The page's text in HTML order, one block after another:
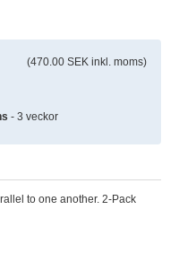
(470.00 SEK inkl. moms)
- 3 veckor
to one another. 2-Pack